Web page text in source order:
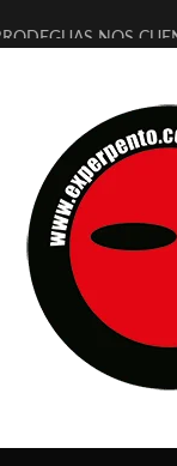
NOS
DE JUAN
DEL
NADA) DE LA
EN #EXVITA
REINVENTAN
PRESENTA EN
EN EXVITA